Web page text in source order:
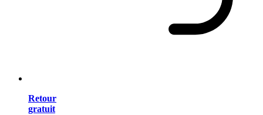
Retour
gratuit